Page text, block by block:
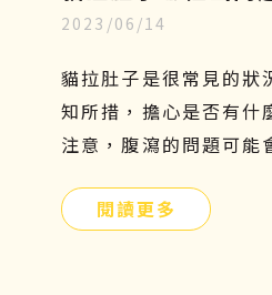
態、飲食與治療關
力
2023/06/14
貓拉肚子是很常見的狀
知所措，擔心是否有什
注意，腹瀉的問題可能
狀，找出正確的原因才
閱讀更多